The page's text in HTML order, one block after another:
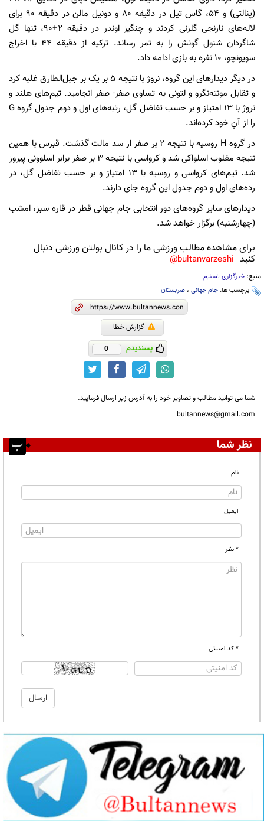
(پنالتی) و 54، گاس تیل در دقیقه 80 و دونیل مالن در دقیقه 90 برای
لاله‌های نارنجی گلزنی کردند و چنگیز اوندر در دقیقه 2+90، تنها گل
شاگردان شنول گونش را به ثمر رساند. ترکیه از دقیقه 44 با اخراج
سویونچو، 10 نفره به بازی ادامه داد.
در دیگر دیدارهای این گروه، نروژ با نتیجه 5 بر یک بر جبل‌الطارق غلبه کرد
و تقابل مونته‌نگرو و لتونی به تساوی صفر- صفر انجامید. تیم‌های هلند و
نروژ با 13 امتیاز و بر حسب تفاضل گل، رتبه‌های اول و دوم جدول گروه G
را از آنِ خود کرده‌اند.
در گروه H روسیه با نتیجه 2 بر صفر از سد مالت گذشت. قبرس با همین
نتیجه مغلوب اسلواکی شد و کرواسی با نتیجه 3 بر صفر برابر اسلوونی پیروز
شد. تیم‌های کرواسی و روسیه با 13 امتیاز و بر حسب تفاضل گل، در
رده‌های اول و دوم جدول این گروه جای دارند.
دیدارهای سایر گروه‌های دور انتخابی جام جهانی قطر در قاره سبز، امشب
(چهارشنبه) برگزار خواهد شد.
برای مشاهده مطالب ورزشی ما را در کانال بولتن ورزشی دنبال
کنید bultanvarzeshi@
منبع: خبرگزاری تسنیم
برچسب ها: جام جهانی ، صربستان
گزارش خطا
پسندیدم 0
شما می توانید مطالب و تصاویر خود را به آدرس زیر ارسال فرمایید.
bultannews@gmail.com
نظر شما
نام
ایمیل
* نظر
* کد امنیتی